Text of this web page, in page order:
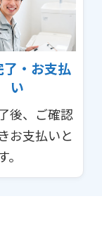
了・お支払
い
後、ご確認
お支払いと